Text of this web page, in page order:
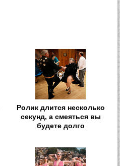
Ролик длится несколько
секунд, а смеяться вы
будете долго